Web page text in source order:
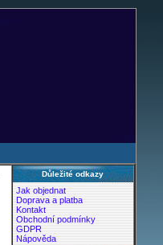
Důležité odkazy
Jak objednat
Doprava a platba
Kontakt
Obchodní podmínky
GDPR
Nápověda